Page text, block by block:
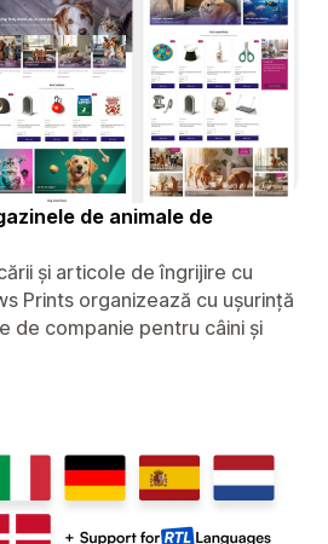
de animale de
și articole de îngrijire cu
Prints organizează cu ușurință
de companie pentru câini și